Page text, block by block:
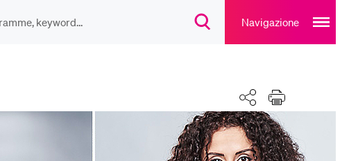
Open
Navigazione
main
navigation
Share Print